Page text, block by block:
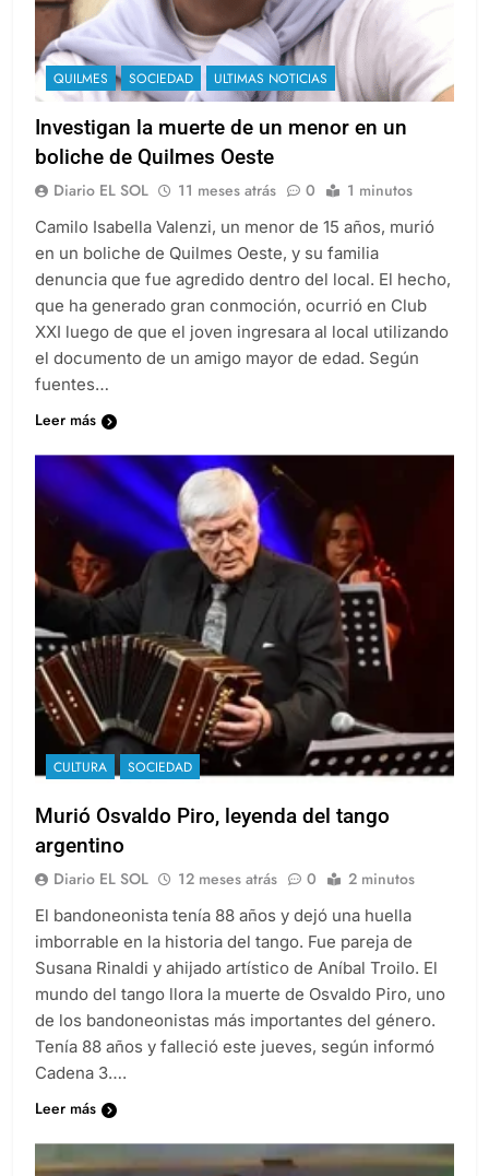
QUILMES SOCIEDAD ULTIMAS NOTICIAS
Investigan la muerte de un menor en un
boliche de Quilmes Oeste
Diario EL SOL 11 meses atrás 0 1 minutos
Camilo Isabella Valenzi, un menor de 15 años, murió
en un boliche de Quilmes Oeste, y su familia
denuncia que fue agredido dentro del local. El hecho,
que ha generado gran conmoción, ocurrió en Club
XXI luego de que el joven ingresara al local utilizando
el documento de un amigo mayor de edad. Según
fuentes…
Leer más
CULTURA SOCIEDAD
Murió Osvaldo Piro, leyenda del tango
argentino
Diario EL SOL 12 meses atrás 0 2 minutos
El bandoneonista tenía 88 años y dejó una huella
imborrable en la historia del tango. Fue pareja de
Susana Rinaldi y ahijado artístico de Aníbal Troilo. El
mundo del tango llora la muerte de Osvaldo Piro, uno
de los bandoneonistas más importantes del género.
Tenía 88 años y falleció este jueves, según informó
Cadena 3….
Leer más